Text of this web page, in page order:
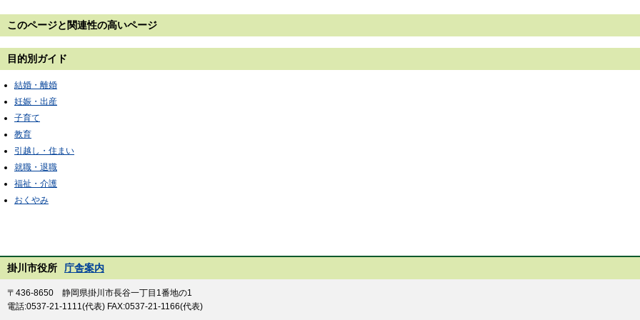
このページと 関連性の高いページ
目的別ガイド
結婚・離婚
妊娠・出産
子育て
教育
引越し・住まい
就職・退職
福祉・介護
おくやみ
掛川市役所 庁舎案内
〒436-8650 静岡県掛川市長谷一丁目1番地の1
電話:0537-21-1111(代表) FAX:0537-21-1166(代表)